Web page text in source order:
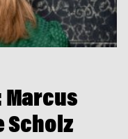
Scholz